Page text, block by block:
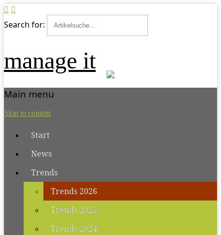
Search for:
manage it
Main menu
Skip to content
Start
News
Trends
Trends 2026
Trends 2025
Trends 2024